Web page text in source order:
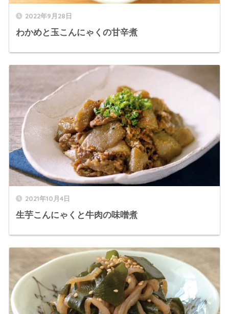
2022年9月28日
わかめと玉こんにゃくの甘辛煮
2021年10月4日
生芋こんにゃくと牛肉の味噌煮